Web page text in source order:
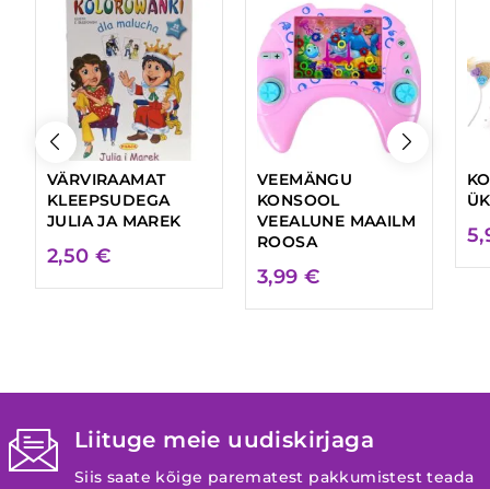
VÄRVIRAAMAT
KLEEPSUDEGA
JULIA JA MAREK
2,50 €
VEEMÄNGU
KONSOOL
VEEALUNE MAAILM
ROOSA
3,99 €
Liituge meie uudiskirjaga
Siis saate kõige parematest pakkumistest teada